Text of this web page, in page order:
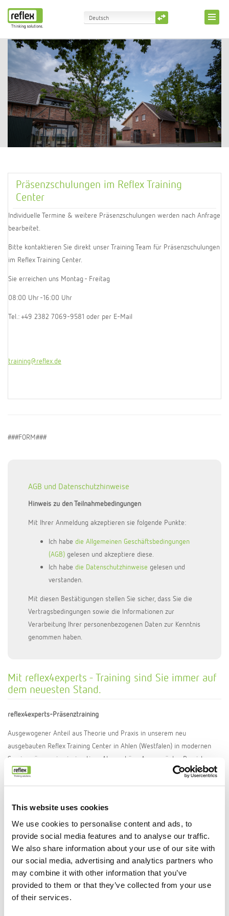
This website uses cookies
We use cookies to personalise content and ads, to
provide social media features and to analyse our traffic.
We also share information about your use of our site with
our social media, advertising and analytics partners who
may combine it with other information that you’ve
provided to them or that they’ve collected from your use
of their services.
Deutsch
Präsenzschulungen im Reflex Training
Center
Individuelle Termine & weitere Präsenzschulungen werden nach Anfrage
bearbeitet.
Bitte kontaktieren Sie direkt unser Training Team für Präsenzschulungen
im Reflex Training Center.
Sie erreichen uns Montag - Freitag
08:00 Uhr -16:00 Uhr
Tel.: +49 2382 7069-9581 oder per E-Mail
training@reflex.de
###FORM###
AGB und Datenschutzhinweise
Hinweis zu den Teilnahmebedingungen
Mit Ihrer Anmeldung akzeptieren sie folgende Punkte:
Ich habe die Allgemeinen Geschäftsbedingungen
(AGB) gelesen und akzeptiere diese.
Ich habe die Datenschutzhinweise gelesen und
verstanden.
Mit diesen Bestätigungen stellen Sie sicher, dass Sie die
Vertragsbedingungen sowie die Informationen zur
Verarbeitung Ihrer personenbezogenen Daten zur Kenntnis
genommen haben.
Mit reflex4experts - Training sind Sie immer auf
dem neuesten Stand.
reflex4experts-Präsenztraining
Ausgewogener Anteil aus Theorie und Praxis in unserem neu
ausgebauten Reflex Training Center in Ahlen (Westfalen) in modernen
Seminarräumen in einzigartiger Atmosphäre. Ausgeprägter Praxisbezug
und Übungsmöglichkeiten mit Funktionsmodellen in unserem modernen
Praxistrainingsraum.
reflex4experts-Präsenztraining Individuell
Haben Sie spezielle Wünsche, so lassen Sie es uns wissen. Individuell auf
Ihre Bedürfnisse zugeschnitten mit maximalen Erfolg, da 100% auf Ihre
Anforderungen zusammengestellt.
Bei uns, bei Ihnen oder auch online – alles ist nach frühzeitiger
Absprache möglich. Sprechen Sie uns oder den für Sie zuständigen
Reflex-Vertrieb Außendienst an.